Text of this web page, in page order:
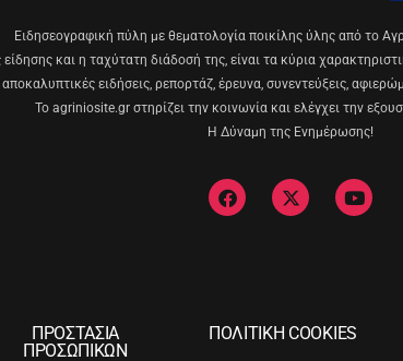
Eιδησεογραφική πύλη με θεματολογία ποικίλης ύλης από το
και η ταχύτατη διάδοσή της, είναι τα κύρια
ειδήσεις, ρεπορτάζ, έρευνα, συνεντεύξεις,
Το agriniosite.gr στηρίζει την κοινωνία και ελέγχει την
Η Δύναμη της Ενημέρωσης!
ΠΡΟΣΤΑΣΙΑ
ΠΡΟΣΩΠΙΚΩΝ
ΠΟΛΙΤΙΚΗ COOKIES